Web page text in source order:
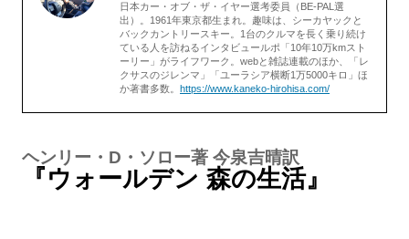
日本カー・オブ・ザ・イヤー選考委員（BE-PAL選
出）。1961年東京都生まれ。趣味は、シーカヤックと
バックカントリースキー。1台のクルマを長く乗り続け
ている人を訪ねるインタビュールポ「10年10万kmスト
ーリー」がライフワーク。webと雑誌連載のほか、「レ
クサスのジレンマ」「ユーラシア横断1万5000キロ」ほ
か著書多数。 https://www.kaneko-hirohisa.com/
ヘンリー・D・ソロー著 今泉吉晴訳
『ウォールデン 森の生活』